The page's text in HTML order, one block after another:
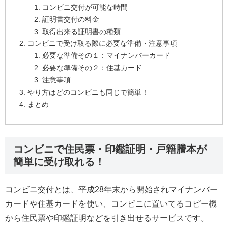
コンビニ交付が可能な時間
証明書交付の料金
取得出来る証明書の種類
コンビニで受け取る際に必要な準備・注意事項
必要な準備その１：マイナンバーカード
必要な準備その２：住基カード
注意事項
やり方はどのコンビニも同じで簡単！
まとめ
コンビニで住民票・印鑑証明・戸籍謄本が
簡単に受け取れる！
コンビニ交付とは、平成28年末から開始されマイナンバー
カードや住基カードを使い、コンビニに置いてるコピー機
から住民票や印鑑証明などを引き出せるサービスです。